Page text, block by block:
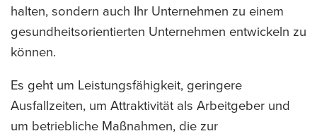
halten, sondern auch Ihr Unternehmen zu einem
gesundheitsorientierten Unternehmen entwickeln zu
können.
Es geht um Leistungsfähigkeit, geringere
Ausfallzeiten, um Attraktivität als Arbeitgeber und
um betriebliche Maßnahmen, die zur